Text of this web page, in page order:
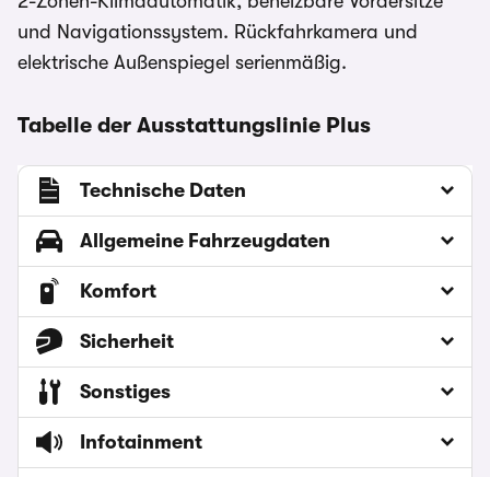
und Navigationssystem. Rückfahrkamera und
elektrische Außenspiegel serienmäßig.
Tabelle der Ausstattungslinie Plus
Technische Daten
Allgemeine Fahrzeugdaten
Komfort
Sicherheit
Sonstiges
Infotainment